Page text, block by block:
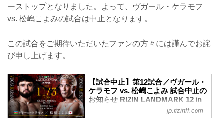
ーストップとなりました。よって、ヴガール・ケラモフ
vs. 松嶋こよみの試合は中止となります。
この試合をご期待いただいたファンの方々には謹んでお詫
び申し上げます。
【試合中止】第12試合／ヴガール・
ケラモフ vs. 松嶋こよみ 試合中止の
お知らせ RIZIN LANDMARK 12 in
KOBE - RIZIN FIGHTING
FEDERATION オフィシャルサイト
jp.rizinff.com